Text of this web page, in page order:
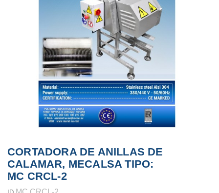
CORTADORA DE ANILLAS DE
CALAMAR, MECALSA TIPO:
MC CRCL-2